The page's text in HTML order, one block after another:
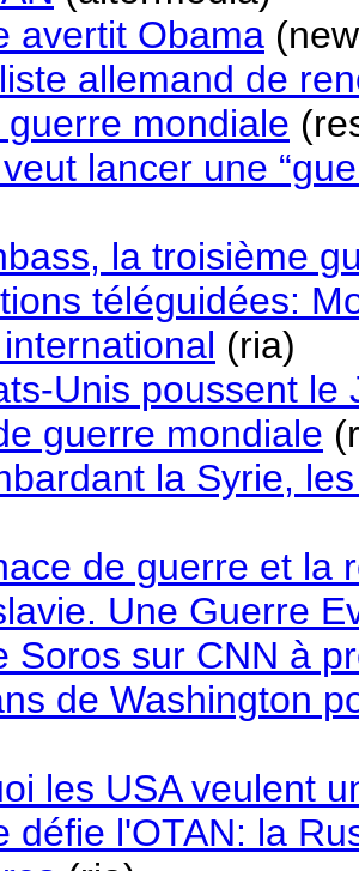
avertit Obama
allemand de
guerre mondiale
lancer une
la troisième
téléguidées:
(ria)
Unis poussent
guerre mondiale
la Syrie,
de guerre et la
Une Guerre
Soros sur CNN à
de Washington
les USA veulent
défie l'OTAN: la